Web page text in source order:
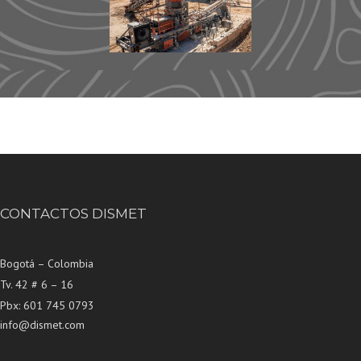
CONTACTOS DISMET
Bogotá – Colombia
Tv. 42 # 6 – 16
Pbx: 601 745 0793
info@dismet.com